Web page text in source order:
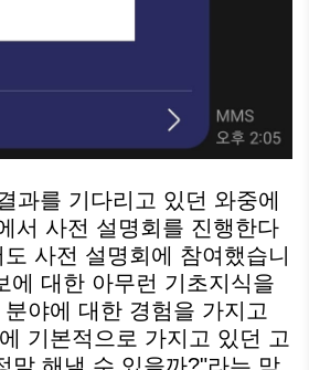
과를 기다리고 있던 와중에
서 사전 설명회를 진행한다
사전 설명회에 참여했습니
에 대한 아무런 기초지식을
야에 대한 경험을 가지고
기본적으로 가지고 있던 고